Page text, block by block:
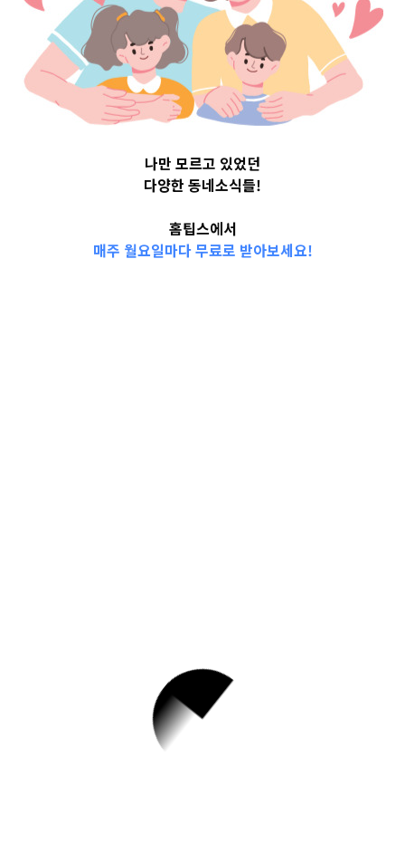
readybaby-admin
나만 모르고 있었던
다양한 동네소식들!
홈팁스에서
매주 월요일마다 무료로 받아보세요!